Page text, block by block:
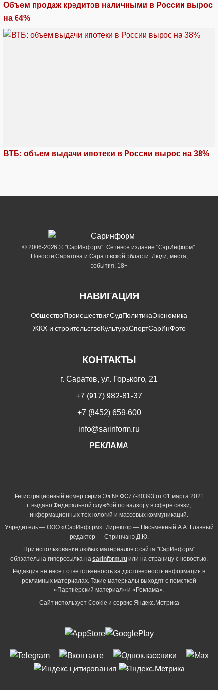
Объем продаж кредитов наличными в России вырос
на 64%
ВТБ: объем выдачи ипотеки в России вырос на 38%
© 2006-2026 © "СарИнформ". Сетевое издание "СарИнформ".
Новости Саратова и Саратовской области. Люди, места,
события. 18+
НАВИГАЦИЯ
ОбществоПроисшествияСудПолитикаЭкономика
ЖКХ и строительствоКультураСпортСарИнФото
КОНТАКТЫ
г. Саратов, ул. Горького, 21
+7 (917) 982-81-37
+7 (8452) 659-600
info@sarinform.ru
РЕКЛАМА
Регистрационный номер серия Эл № ФС77-80393 от 01 марта 2021
г. выдано Федеральной службой по надзору в сфере связи,
информационных технологий и массовых коммуникаций.
Учредитель — ООО «СарИнформ». Директор — Письменный А.А. Главный
редактор — Спринчанэ Д.Ю.
При использовании любых материалов с сайта "СарИнформ"
обязательна гиперссылка на sarinform.ru или на страницу с новостью.
Редакция не несет ответственность за достоверность информации в
рекламных материалах. Такие материалы выходят с пометкой
«Партнёрский материал» и «Реклама».
Сайт использует Cookie и сервиc Яндекс.Метрика